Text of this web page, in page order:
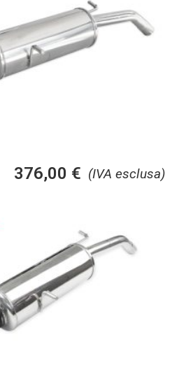
(IVA esclusa)
376,00 €